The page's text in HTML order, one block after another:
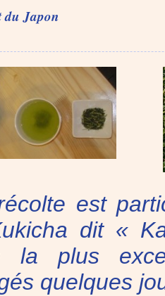
duJapon
est
dit «
la plus
quelques